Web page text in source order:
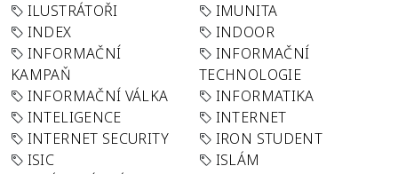
ILUSTRÁTOŘI
IMUNITA
INDEX
INDOOR
INFORMAČNÍ
KAMPAŇ
INFORMAČNÍ
TECHNOLOGIE
INFORMAČNÍ VÁLKA
INFORMATIKA
INTELIGENCE
INTERNET
INTERNET SECURITY
IRON STUDENT
ISIC
ISLÁM